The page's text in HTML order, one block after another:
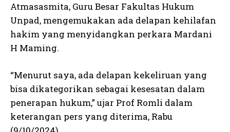
Atmasasmita, Guru Besar Fakultas Hukum
Unpad, mengemukakan ada delapan kehilafan
hakim yang menyidangkan perkara Mardani
H Maming.
“Menurut saya, ada delapan kekeliruan yang
bisa dikategorikan sebagai kesesatan dalam
penerapan hukum,” ujar Prof Romli dalam
keterangan pers yang diterima, Rabu